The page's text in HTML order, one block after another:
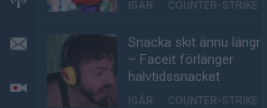
MEDDELANDEN
LIVESÄNDNINGAR
IGÅR COUNTER-STRIKE
Snacka skit ännu längre
– Faceit förlänger
halvtidssnacket
IGÅR COUNTER-STRIKE